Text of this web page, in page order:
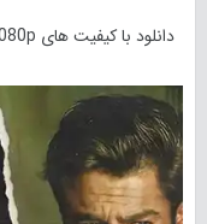
دانلود با کیفیت های 480p, 720p, 1080p, HQ 1080p, Bluray 1080p